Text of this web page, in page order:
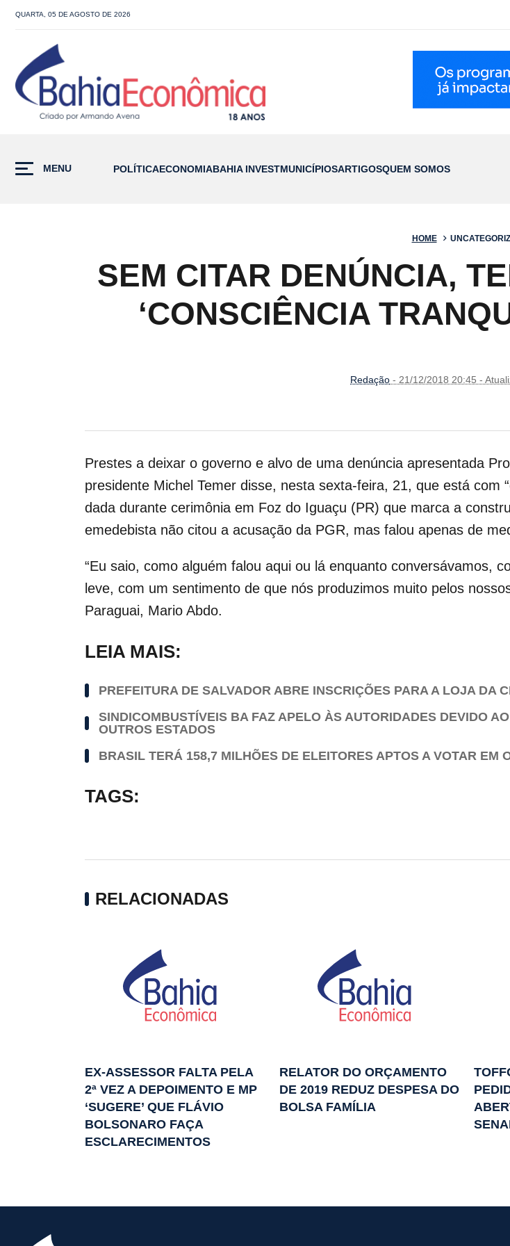
QUARTA, 05 DE AGOSTO DE 2026
MENU POLÍTICAECONOMIABAHIA INVESTMUNICÍPIOSARTIGOSQUEM SOMOS
HOME
SEM CITAR DENÚNCIA,
‘CONSCIÊNCIA
Redação - 21/12/2018 20:45 -
Prestes a deixar o governo e alvo de uma denúncia apresentada
presidente Michel Temer disse, nesta sexta-feira, 21, que está com
dada durante cerimônia em Foz do Iguaçu (PR) que marca a
emedebista não citou a acusação da PGR, mas falou apenas de
“Eu saio, como alguém falou aqui ou lá enquanto conversávamos,
leve, com um sentimento de que nós produzimos muito pelos
Paraguai, Mario Abdo.
LEIA MAIS:
PREFEITURA DE SALVADOR ABRE INSCRIÇÕES PARA A LOJA DA
SINDICOMBUSTÍVEIS BA FAZ APELO ÀS AUTORIDADES DEVIDO
OUTROS ESTADOS
BRASIL TERÁ 158,7 MILHÕES DE ELEITORES APTOS A VOTAR EM
TAGS:
RELACIONADAS
EX-ASSESSOR FALTA PELA
2ª VEZ A DEPOIMENTO E MP
‘SUGERE’ QUE FLÁVIO
BOLSONARO FAÇA
ESCLARECIMENTOS
RELATOR DO ORÇAMENTO
DE 2019 REDUZ DESPESA DO
BOLSA FAMÍLIA